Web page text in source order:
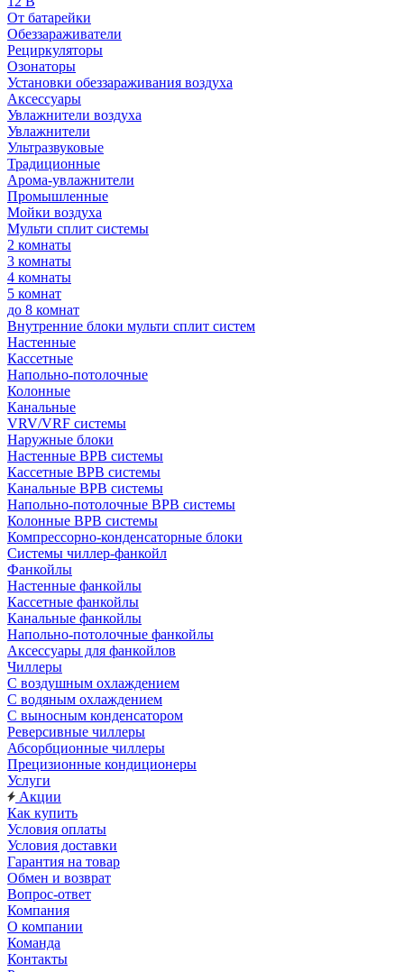
От батарейки
Обеззараживатели
Рециркуляторы
Озонаторы
Установки обеззараживания воздуха
Аксессуары
Увлажнители воздуха
Увлажнители
Ультразвуковые
Традиционные
Арома-увлажнители
Промышленные
Мойки воздуха
Мульти сплит системы
2 комнаты
3 комнаты
4 комнаты
5 комнат
до 8 комнат
Внутренние блоки мульти сплит систем
Настенные
Кассетные
Напольно-потолочные
Колонные
Канальные
VRV/VRF системы
Наружные блоки
Настенные ВРВ системы
Кассетные ВРВ системы
Канальные ВРВ системы
Напольно-потолочные ВРВ системы
Колонные ВРВ системы
Компрессорно-конденсаторные блоки
Системы чиллер-фанкойл
Фанкойлы
Настенные фанкойлы
Кассетные фанкойлы
Канальные фанкойлы
Напольно-потолочные фанкойлы
Аксессуары для фанкойлов
Чиллеры
С воздушным охлаждением
С водяным охлаждением
С выносным конденсатором
Реверсивные чиллеры
Абсорбционные чиллеры
Прецизионные кондиционеры
Услуги
Акции
Как купить
Условия оплаты
Условия доставки
Гарантия на товар
Обмен и возврат
Вопрос-ответ
Компания
О компании
Команда
Контакты